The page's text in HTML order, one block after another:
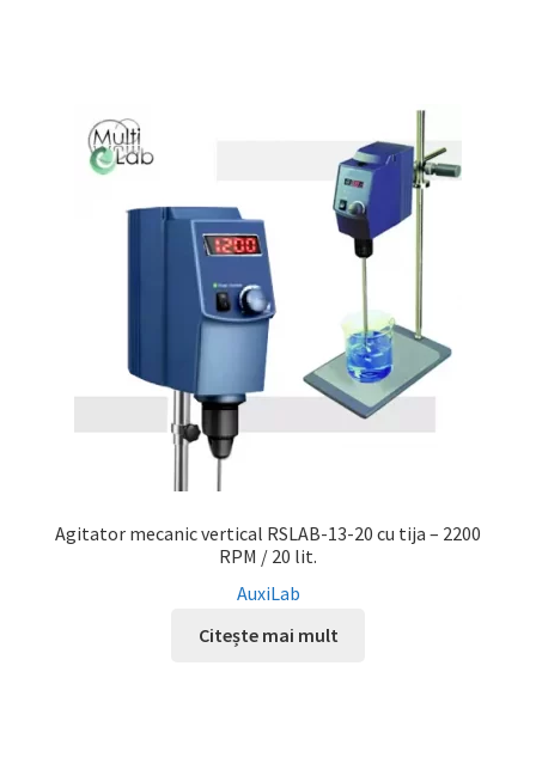
Agitator mecanic vertical RSLAB-13-20 cu tija – 2200
RPM / 20 lit.
AuxiLab
Citește mai mult